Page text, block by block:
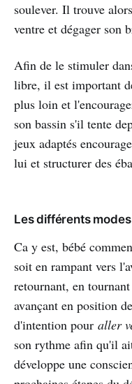
soulever. Il trouve
ventre et dégager son
Afin de le stimuler
libre, il est important
plus loin et
son bassin s'il tente
jeux adaptés
lui et structurer des
Les différents
Ca y est, bébé
soit en rampant vers
retournant, en
avançant en position
d'intention pour aller
son rythme afin qu'il
développe une